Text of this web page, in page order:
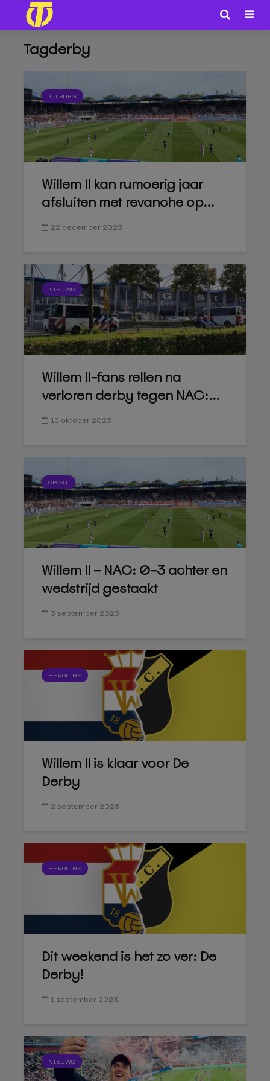
Tagderby
TILBURG
Willem II kan rumoerig jaar
afsluiten met revanche op...
22 december 2023
NIEUWS
Willem II-fans rellen na
verloren derby tegen NAC:...
13 oktober 2023
SPORT
Willem II – NAC: 0-3 achter en
wedstrijd gestaakt
3 september 2023
HEADLINE
Willem II is klaar voor De
Derby
2 september 2023
HEADLINE
Dit weekend is het zo ver: De
Derby!
1 september 2023
NIEUWS